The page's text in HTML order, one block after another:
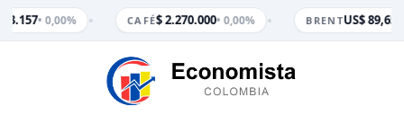
3.157• 0,00% CAFÉ$ 2.270.000• 0,00% BRENT US$ 89,65•